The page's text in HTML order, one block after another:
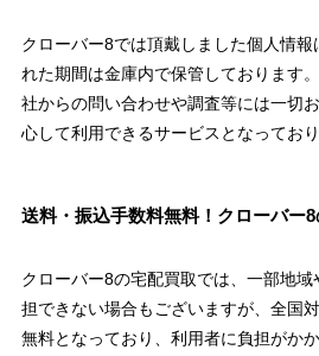
クローバー8では頂戴しました個人情
れた期間は金庫内で保管しております
社からの問い合わせや調査等には一切
心して利用できるサービスとなっており
送料・振込手数料無料！クローバー
クローバー8の宅配買取では、一部地
担できない場合もございますが、全国
無料となっており、利用者に負担がか